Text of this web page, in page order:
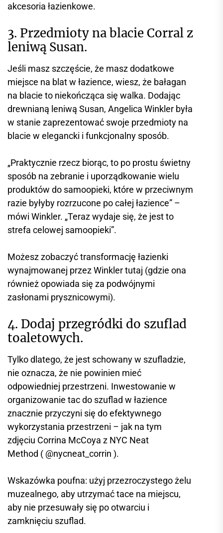
akcesoria łazienkowe.
3. Przedmioty na blacie Corral z
leniwą Susan.
Jeśli masz szczęście, że masz dodatkowe
miejsce na blat w łazience, wiesz, że bałagan
na blacie to niekończąca się walka. Dodając
drewnianą leniwą Susan, Angelica Winkler była
w stanie zaprezentować swoje przedmioty na
blacie w elegancki i funkcjonalny sposób.
„Praktycznie rzecz biorąc, to po prostu świetny
sposób na zebranie i uporządkowanie wielu
produktów do samoopieki, które w przeciwnym
razie byłyby rozrzucone po całej łazience” –
mówi Winkler. „Teraz wydaje się, że jest to
strefa celowej samoopieki”.
Możesz zobaczyć transformację łazienki
wynajmowanej przez Winkler tutaj (gdzie ona
również opowiada się za podwójnymi
zasłonami prysznicowymi).
4. Dodaj przegródki do szuflad
toaletowych.
Tylko dlatego, że jest schowany w szufladzie,
nie oznacza, że ​​nie powinien mieć
odpowiedniej przestrzeni. Inwestowanie w
organizowanie tac do szuflad w łazience
znacznie przyczyni się do efektywnego
wykorzystania przestrzeni – jak na tym
zdjęciu Corrina McCoya z NYC Neat
Method ( @nycneat_corrin ).
Wskazówka poufna: użyj przezroczystego żelu
muzealnego, aby utrzymać tace na miejscu,
aby nie przesuwały się po otwarciu i
zamknięciu szuflad.